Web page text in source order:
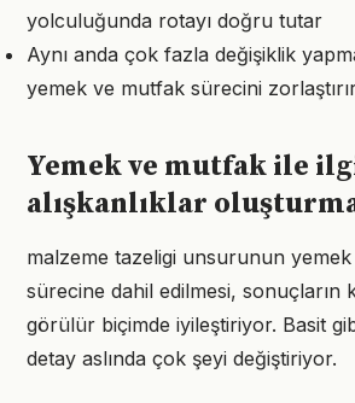
yolculuğunda rotayı doğru tutar
Aynı anda çok fazla değişiklik
yemek ve mutfak sürecini
Yemek ve mutfak ile
alışkanlıklar
malzeme tazeligi unsurunun
sürecine dahil edilmesi, sonuçların
görülür biçimde iyileştiriyor. Basit
detay aslında çok şeyi değiştiriyor.